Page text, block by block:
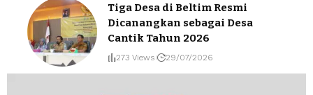
Tiga Desa di Beltim Resmi
Dicanangkan sebagai Desa
Cantik Tahun 2026
273 Views 29/07/2026